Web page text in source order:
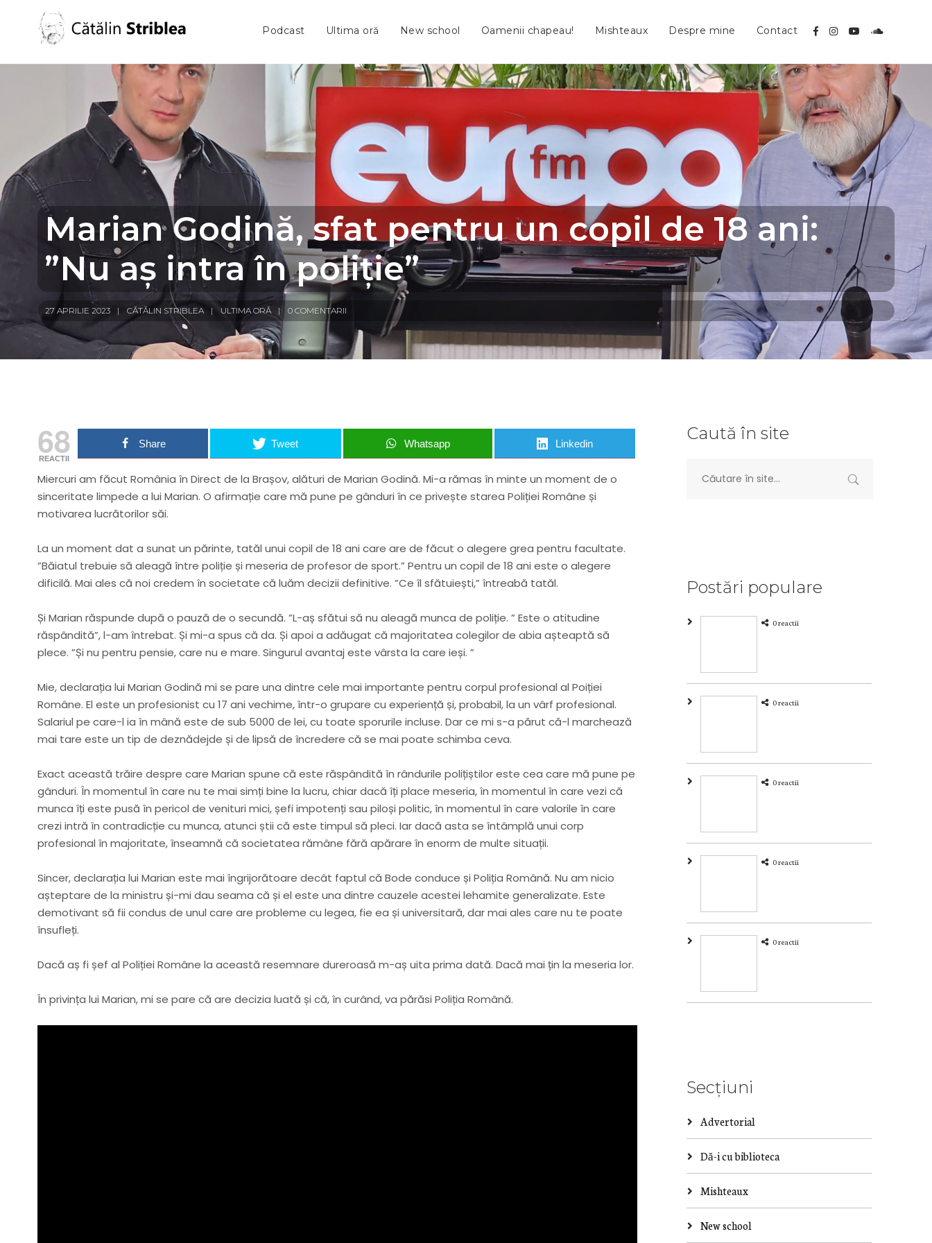
Podcast Ultima oră New school Oamenii chapeau! Mishteaux Despre mine Contact
Marian Godină, sfat pentru un copil de 18 ani:
”Nu aș intra în poliție”
27 APRILIE 2023 CĂTĂLIN STRIBLEA ULTIMA ORĂ 0 COMENTARII
68
REACTII
Share Tweet Whatsapp Linkedin
Miercuri am făcut România în Direct de la Brașov, alături de Marian Godină. Mi-a rămas în minte un moment de o
sinceritate limpede a lui Marian. O afirmație care mă pune pe gânduri în ce privește starea Poliției Române și
motivarea lucrătorilor săi.
La un moment dat a sunat un părinte, tatăl unui copil de 18 ani care are de făcut o alegere grea pentru facultate.
”Băiatul trebuie să aleagă între poliție și meseria de profesor de sport.” Pentru un copil de 18 ani este o alegere
dificilă. Mai ales că noi credem în societate că luăm decizii definitive. ”Ce îl sfătuiești,” întreabă tatăl.
Și Marian răspunde după o pauză de o secundă. ”L-aș sfătui să nu aleagă munca de poliție. ” Este o atitudine
răspândită”, l-am întrebat. Și mi-a spus că da. Și apoi a adăugat că majoritatea colegilor de abia așteaptă să
plece. ”Și nu pentru pensie, care nu e mare. Singurul avantaj este vârsta la care ieși. ”
Mie, declarația lui Marian Godină mi se pare una dintre cele mai importante pentru corpul profesional al Poiției
Române. El este un profesionist cu 17 ani vechime, într-o grupare cu experiență și, probabil, la un vârf profesional.
Salariul pe care-l ia în mână este de sub 5000 de lei, cu toate sporurile incluse. Dar ce mi s-a părut că-l marchează
mai tare este un tip de deznădejde și de lipsă de încredere că se mai poate schimba ceva.
Exact această trăire despre care Marian spune că este răspândită în rândurile polițiștilor este cea care mă pune pe
gânduri. În momentul în care nu te mai simți bine la lucru, chiar dacă îți place meseria, în momentul în care vezi că
munca îți este pusă în pericol de venituri mici, șefi impotenți sau piloși politic, în momentul în care valorile în care
crezi intră în contradicție cu munca, atunci știi că este timpul să pleci. Iar dacă asta se întâmplă unui corp
profesional în majoritate, înseamnă că societatea rămâne fără apărare în enorm de multe situații.
Sincer, declarația lui Marian este mai îngrijorătoare decât faptul că Bode conduce și Poliția Română. Nu am nicio
așteptare de la ministru și-mi dau seama că și el este una dintre cauzele acestei lehamite generalizate. Este
demotivant să fii condus de unul care are probleme cu legea, fie ea și universitară, dar mai ales care nu te poate
însufleți.
Dacă aș fi șef al Poliției Române la această resemnare dureroasă m-aș uita prima dată. Dacă mai țin la meseria lor.
În privința lui Marian, mi se pare că are decizia luată și că, în curând, va părăsi Poliția Română.
Caută în site
Postări populare
0 reactii
0 reactii
0 reactii
0 reactii
0 reactii
Secțiuni
Advertorial
Dă-i cu biblioteca
Mishteaux
New school